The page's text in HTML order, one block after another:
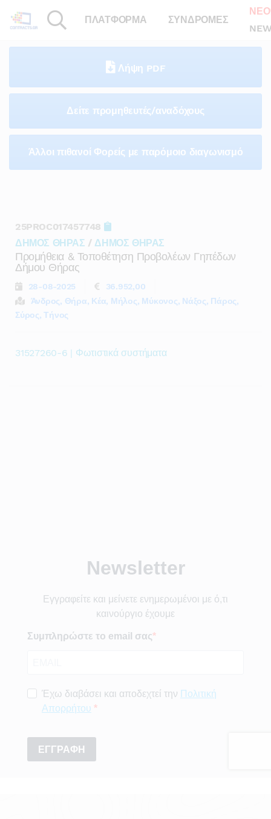
ΠΛΑΤΦΟΡΜΑ ΣΥΝΔΡΟΜΕΣ
Λήψη PDF
Δείτε προμηθευτές/αναδόχους
Άλλοι πιθανοί Φορείς με παρόμοιο διαγωνισμό
25PROC017457748
ΔΗΜΟΣ ΘΗΡΑΣ / ΔΗΜΟΣ ΘΗΡΑΣ
Προμήθεια & Τοποθέτηση Προβολέων Γηπέδων
Δήμου Θήρας
28-08-2025
36.952,00
Άνδρος, Θήρα, Κέα, Μήλος, Μύκονος, Νάξος, Πάρος,
Σύρος, Τήνος
31527260-6 | Φωτιστικά συστήματα